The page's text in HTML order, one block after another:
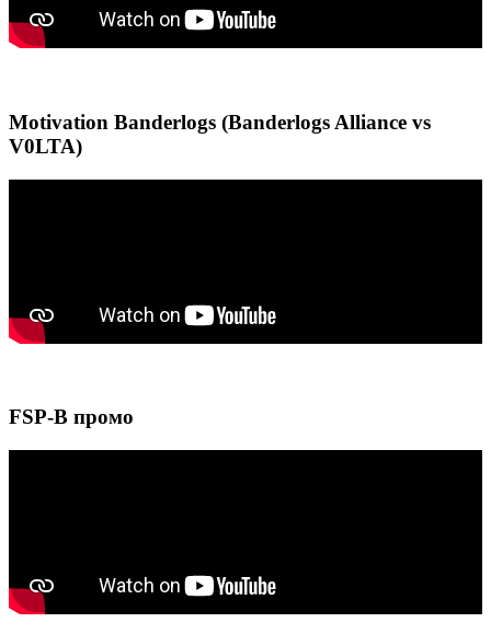
Motivation Banderlogs (Banderlogs Alliance vs
V0LTA)
FSP-B промо